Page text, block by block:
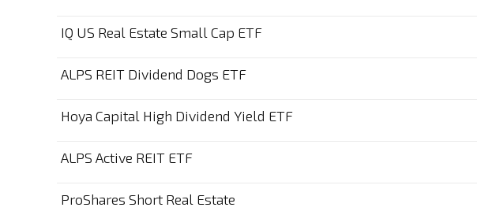
IQ US Real Estate Small Cap ETF
ALPS REIT Dividend Dogs ETF
Hoya Capital High Dividend Yield ETF
ALPS Active REIT ETF
ProShares Short Real Estate